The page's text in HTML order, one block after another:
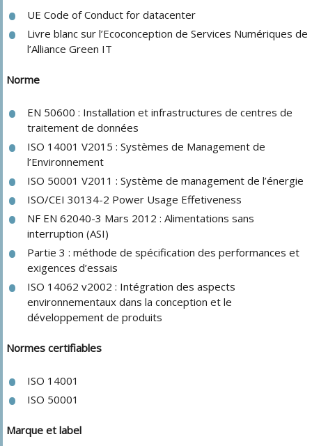
UE Code of Conduct for datacenter
Livre blanc sur l’Ecoconception de Services Numériques de
l’Alliance Green IT
Norme
EN 50600 : Installation et infrastructures de centres de
traitement de données
ISO 14001 V2015 : Systèmes de Management de
l’Environnement
ISO 50001 V2011 : Système de management de l’énergie
ISO/CEI 30134-2 Power Usage Effetiveness
NF EN 62040-3 Mars 2012 : Alimentations sans
interruption (ASI)
Partie 3 : méthode de spécification des performances et
exigences d’essais
ISO 14062 v2002 : Intégration des aspects
environnementaux dans la conception et le
développement de produits
Normes certifiables
ISO 14001
ISO 50001
Marque et label